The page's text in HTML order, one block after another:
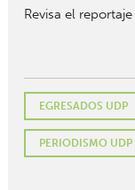
Revisa el reportaje
EGRESADOS UDP
PERIODISMO UDP